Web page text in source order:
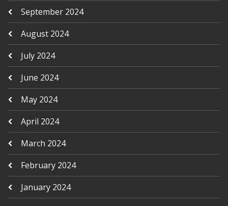
September 2024
August 2024
July 2024
June 2024
May 2024
April 2024
March 2024
February 2024
January 2024